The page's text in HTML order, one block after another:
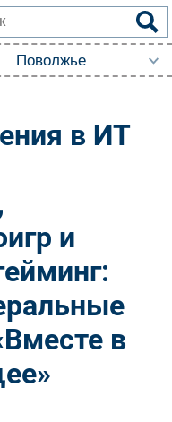
в ИТ
и
в